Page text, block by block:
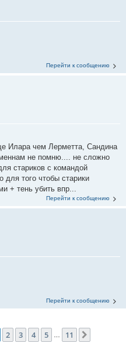
Перейти к сообщению
Илара чем Лерметта, Сандина
не помню.... не сложно
стариков с командой
для того чтобы старики
+ тень убить впр...
Перейти к сообщению
Перейти к сообщению
из 11
2 3 4 5 11